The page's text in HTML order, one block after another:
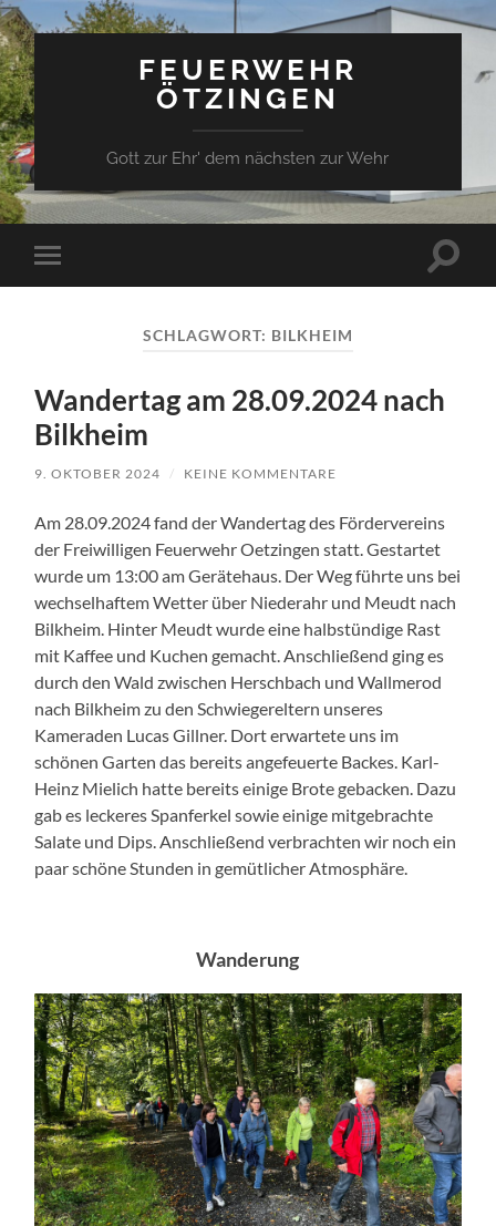
FEUERWEHR
ÖTZINGEN
Gott zur Ehr' dem nächsten zur Wehr
Mobile-
Menü
SCHLAGWORT: BILKHEIM
Wandertag am 28.09.2024 nach
Bilkheim
9. OKTOBER 2024 / KEINE KOMMENTARE
Am 28.09.2024 fand der Wandertag des Fördervereins
der Freiwilligen Feuerwehr Oetzingen statt. Gestartet
wurde um 13:00 am Gerätehaus. Der Weg führte uns bei
wechselhaftem Wetter über Niederahr und Meudt nach
Bilkheim. Hinter Meudt wurde eine halbstündige Rast
mit Kaffee und Kuchen gemacht. Anschließend ging es
durch den Wald zwischen Herschbach und Wallmerod
nach Bilkheim zu den Schwiegereltern unseres
Kameraden Lucas Gillner. Dort erwartete uns im
schönen Garten das bereits angefeuerte Backes. Karl-
Heinz Mielich hatte bereits einige Brote gebacken. Dazu
gab es leckeres Spanferkel sowie einige mitgebrachte
Salate und Dips. Anschließend verbrachten wir noch ein
paar schöne Stunden in gemütlicher Atmosphäre.
Wanderung